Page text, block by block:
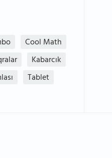
Cool Math
Kabarcık
Tablet